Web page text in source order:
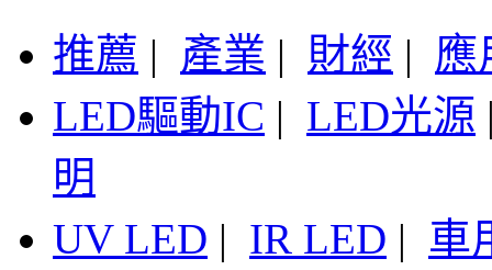
推薦 | 產業 | 財經 | 應
LED驅動IC | LED光源
明
UV LED | IR LED | 車